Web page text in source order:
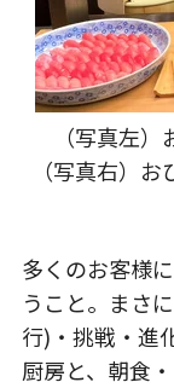
（写真左
（写真右）
多くのお客様
うこと。まさ
行)・挑戦・進
厨房と、朝食